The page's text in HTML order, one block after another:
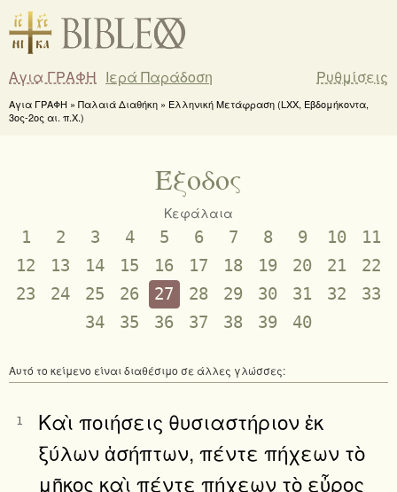
Αγια ΓΡΑΦΗ Ιερά Παράδοση Ρυθμίσεις
Αγια ΓΡΑΦΗ » Παλαιά Διαθήκη » Ελληνική Μετάφραση (LXX, Εβδομήκοντα,
3ος-2ος αι. π.Χ.)
Έξοδος
Κεφάλαια
1 2 3 4 5 6 7 8 9 10
11
12
13 14 15 16 17 18 19 20 21
22
23
24 25 26 27 28 29 30 31 32
33
34
35 36 37 38 39 40
Αυτό το κείμενο είναι διαθέσιμο σε άλλες γλώσσες:
1
Καὶ ποιήσεις θυσιαστήριον ἐκ
ξύλων ἀσήπτων, πέντε πήχεων τὸ
μῆκος καὶ πέντε πήχεων τὸ εὖρος